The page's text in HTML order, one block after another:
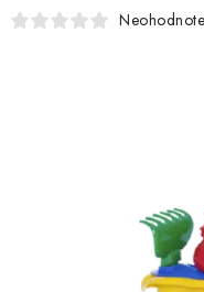
PRE DETI
DARČEKOVÝ POUKAZ